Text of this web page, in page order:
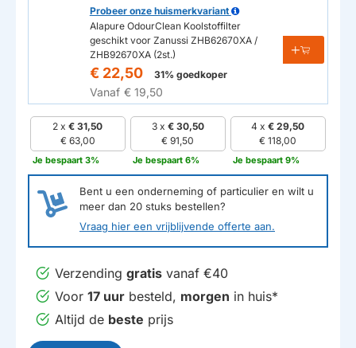
Probeer onze huismerkvariant
Alapure OdourClean Koolstoffilter
geschikt voor Zanussi ZHB62670XA /
ZHB92670XA (2st.)
€ 22,50 31% goedkoper
Vanaf € 19,50
2 x€ 31,50
€ 63,00
Je bespaart 3%
3 x € 30,50
€ 91,50
Je bespaart 6%
4 x€ 29,50
€ 118,00
Je bespaart 9%
Bent u een onderneming of particulier en wilt u
meer dan 20 stuks bestellen?
Vraag hier een vrijblijvende offerte aan.
Verzending gratis vanaf €40
Voor 17 uur besteld, morgen in huis*
Altijd de beste prijs